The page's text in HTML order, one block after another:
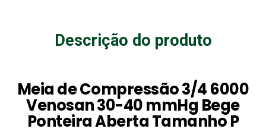
Descrição do produto
Meia de Compressão 3/4 6000
Venosan 30-40 mmHg Bege
Ponteira Aberta Tamanho P